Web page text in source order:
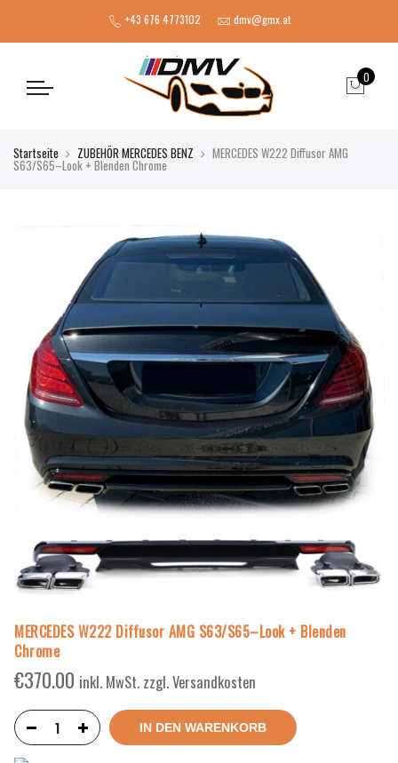
+43 676 4773102 dmv@gmx.at
0
Startseite ZUBEHÖR MERCEDES BENZ MERCEDES W222 Diffusor AMG
S63/S65–Look + Blenden Chrome
MERCEDES W222 Diffusor AMG S63/S65–Look + Blenden
Chrome
€370.00 inkl. MwSt. zzgl. Versandkosten
IN DEN WARENKORB